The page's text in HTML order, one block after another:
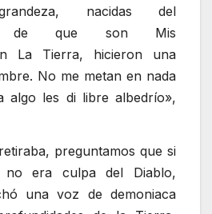
nacidas del
de que son Mis
La Tierra, hicieron una
No me metan en nada
algo les di libre albedrío»,
preguntamos que si
no era culpa del Diablo,
una voz de demoniaca